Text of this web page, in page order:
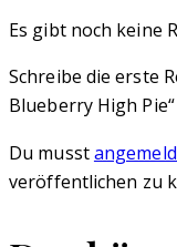
Es gibt noch keine
Schreibe die erste
Blueberry High Pie“
Du musst
veröffentlichen zu